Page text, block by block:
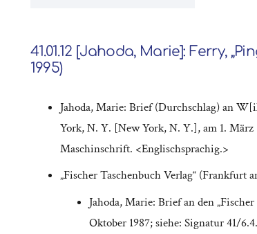
41.01.12 [Jahoda, Marie]: Ferry,
1995)
Jahoda, Marie: Brief (Durchschlag) an
York, N. Y. [New York, N. Y.], am 1. März
Maschinschrift. <Englischsprachig.>
„Fischer Taschenbuch Verlag“ (Frankfurt
Jahoda, Marie: Brief an den
Oktober 1987; siehe: Signatur 41/